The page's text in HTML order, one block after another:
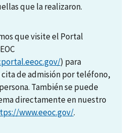
que la realizaron.
que visite el Portal
) para
de admisión por teléfono,
También se puede
directamente en nuestro
www.eeoc.gov/.